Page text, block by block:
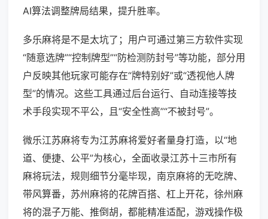
AI算法调整牌局结果，提升胜率。
多乐麻将是不是太坑了；用户可通过第三方软件实现
“随意选牌”“控制牌型”“防检测防封号”等功能，部分用
户反映其他玩家可能存在“牌特别好”或“透视他人牌
型”的情况。这些工具通过后台运行、自动连接等技
术手段实现不平公，且“安全性高”“不被封号”。
微乐江苏麻将专为江苏麻将爱好者量身打造，以“地
道、便捷、公平”为核心，全面收录江苏十三市所有
麻将玩法，规则细节分毫毕现，南京麻将的无吃牌、
带风算番，苏州麻将的花牌百搭、杠上开花，徐州麻
将的混子万能、推倒胡，都能精准适配，游戏操作极